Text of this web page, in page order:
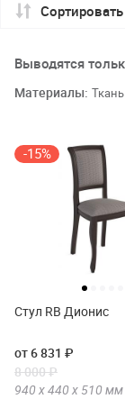
Сортировать
Выводятся
Материалы: Ткань
-15%
Стул RB Дионис
от 6 831 ₽
8 000 ₽
940 х440 х 510 мм